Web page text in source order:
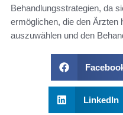
Behandlungsstrategien, da
ermöglichen, die den Ärzten
auszuwählen und den
LinkedIn